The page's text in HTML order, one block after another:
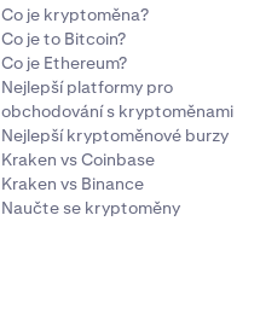
Co je kryptoměna?
Co je to Bitcoin?
Co je Ethereum?
Nejlepší platformy pro
obchodování s kryptoměnami
Nejlepší kryptoměnové burzy
Kraken vs Coinbase
Kraken vs Binance
Naučte se kryptoměny